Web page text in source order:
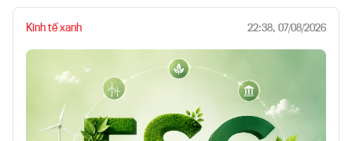
Kinh tế xanh 22:38, 07/08/2026